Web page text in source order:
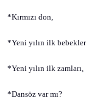
*Kırmızı don,
*Yeni yılın ilk
*Yeni yılın ilk zamları,
*Dansöz var mı?